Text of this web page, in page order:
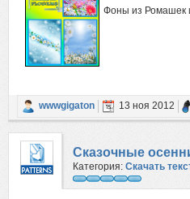
Фоны из Ромашек
wwwgigaton 13 ноя 2012
Сказочные
Категория: Скачать